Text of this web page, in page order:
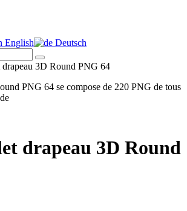
English Deutsch
drapeau 3D Round PNG 64
PNG 64 se compose de 220 PNG de tous
drapeau 3D Round